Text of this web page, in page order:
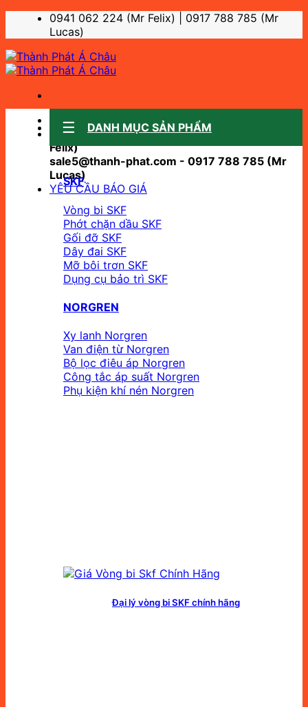
dung
0941 062 224 (Mr Felix) | 0917 788 785 (Mr
Lucas)
Sale support:
sale10@thanh-phat.com - 0941 062 224 (Mr
Felix)
sale5@thanh-phat.com - 0917 788 785 (Mr
Lucas)
YÊU CẦU BÁO GIÁ
DANH MỤC SẢN PHẨM
SKF
Vòng bi SKF
Phớt chặn dầu SKF
Gối đỡ SKF
Dây đai SKF
Mỡ bôi trơn SKF
Dụng cụ bảo trì SKF
NORGREN
Xy lanh Norgren
Van điện từ Norgren
Bộ lọc điêu áp Norgren
Công tắc áp suất Norgren
Phụ kiện khí nén Norgren
Đại lý vòng bi SKF chính hãng